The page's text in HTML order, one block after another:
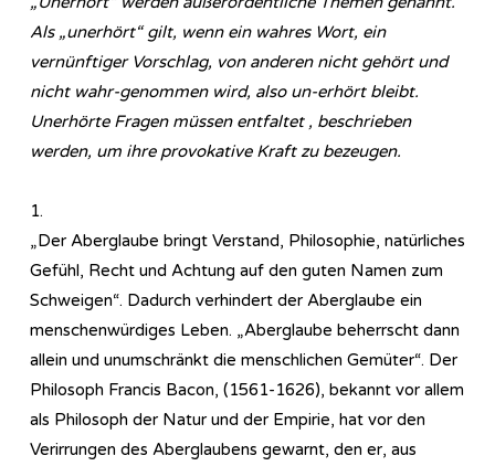
Als „unerhört“ gilt, wenn ein wahres Wort, ein
vernünftiger Vorschlag, von anderen nicht gehört und
nicht wahr-genommen wird, also un-erhört bleibt.
Unerhörte Fragen müssen entfaltet , beschrieben
werden, um ihre provokative Kraft zu bezeugen.
1.
„Der Aberglaube bringt Verstand, Philosophie, natürliches
Gefühl, Recht und Achtung auf den guten Namen zum
Schweigen“. Dadurch verhindert der Aberglaube ein
menschenwürdiges Leben. „Aberglaube beherrscht dann
allein und unumschränkt die menschlichen Gemüter“. Der
Philosoph Francis Bacon, (1561-1626), bekannt vor allem
als Philosoph der Natur und der Empirie, hat vor den
Verirrungen des Aberglaubens gewarnt, den er, aus